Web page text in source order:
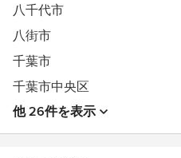
す。
八千代市
八街市
千葉市
千葉市中央区
他 26件を表示